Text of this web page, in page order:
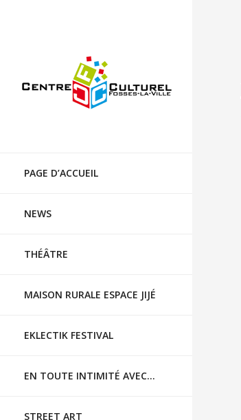
PAGE D’ACCUEIL
NEWS
THÉÂTRE
MAISON RURALE ESPACE JIJÉ
EKLECTIK FESTIVAL
EN TOUTE INTIMITÉ AVEC…
STREET ART